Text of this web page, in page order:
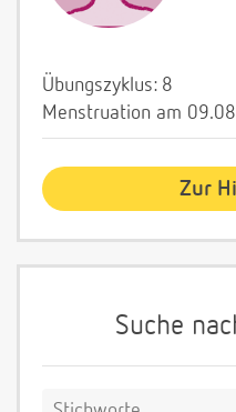
Übungszyklus: 8
Menstruation am
Zur
Suche